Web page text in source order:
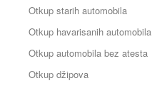
Otkup starih automobila
Otkup havarisanih automobila
Otkup automobila bez atesta
Otkup džipova